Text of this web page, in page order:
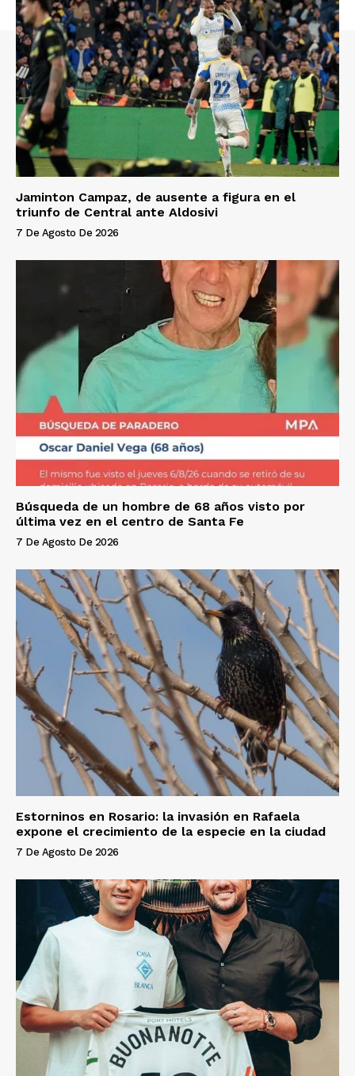
Jaminton Campaz, de ausente a figura en el
triunfo de Central ante Aldosivi
7 De Agosto De 2026
Búsqueda de un hombre de 68 años visto por
última vez en el centro de Santa Fe
7 De Agosto De 2026
Estorninos en Rosario: la invasión en Rafaela
expone el crecimiento de la especie en la ciudad
7 De Agosto De 2026